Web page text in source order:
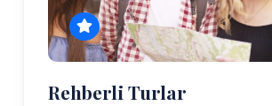
Rehberli Turlar